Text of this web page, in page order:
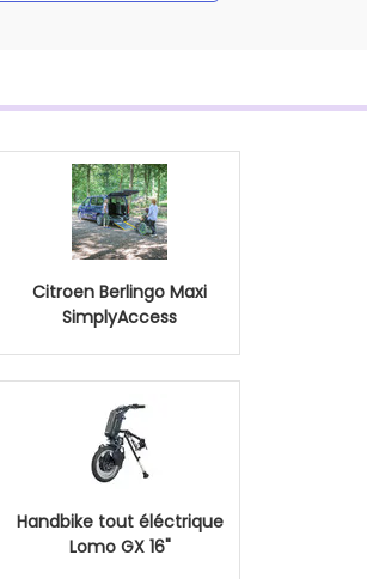
Citroen Berlingo Maxi
SimplyAccess
Handbike tout éléctrique
Lomo GX 16"